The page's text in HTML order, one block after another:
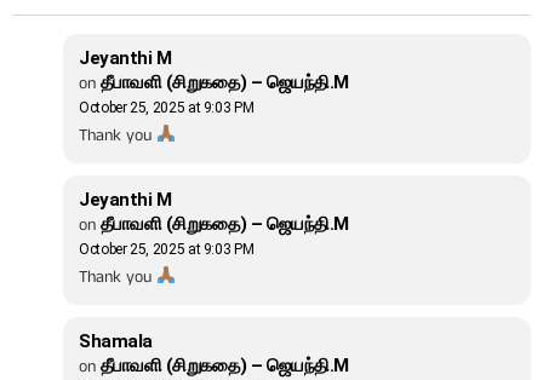
Jeyanthi M
on தீபாவளி (சிறுகதை) – ஜெயந்தி.M
October 25, 2025 at 9:03 PM
Thank you
Jeyanthi M
on தீபாவளி (சிறுகதை) – ஜெயந்தி.M
October 25, 2025 at 9:03 PM
Thank you
Shamala
on தீபாவளி (சிறுகதை) – ஜெயந்தி.M